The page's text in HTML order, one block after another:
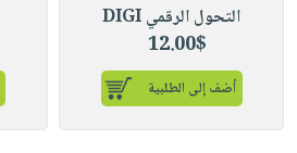
التحول الرقمي DIGI
12.00$
أضف إلى الطلبية